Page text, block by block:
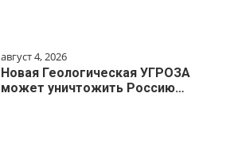
август 4, 2026
Новая Геологическая УГРОЗА
может уничтожить Россию…